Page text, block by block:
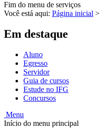
Fim do menu de serviços
Você está aqui: Página inicial >
Em destaque
Aluno
Egresso
Servidor
Guia de cursos
Estude no IFG
Concursos
Menu
Início do menu principal